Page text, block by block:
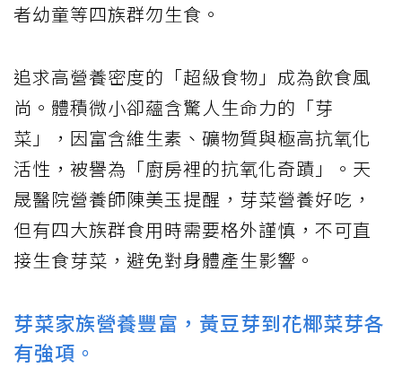
者幼童等四族群勿生食。
追求高營養密度的「超級食物」成為飲食風
尚。體積微小卻蘊含驚人生命力的「芽
菜」，因富含維生素、礦物質與極高抗氧化
活性，被譽為「廚房裡的抗氧化奇蹟」。天
晟醫院營養師陳美玉提醒，芽菜營養好吃，
但有四大族群食用時需要格外謹慎，不可直
接生食芽菜，避免對身體產生影響。
芽菜家族營養豐富，黃豆芽到花椰菜芽各
有強項。